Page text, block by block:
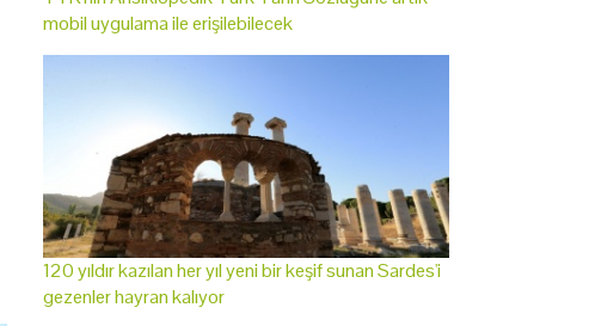
mobil uygulama ile erişilebilecek
120 yıldır kazılan her yıl yeni bir keşif sunan Sardes'i
gezenler hayran kalıyor